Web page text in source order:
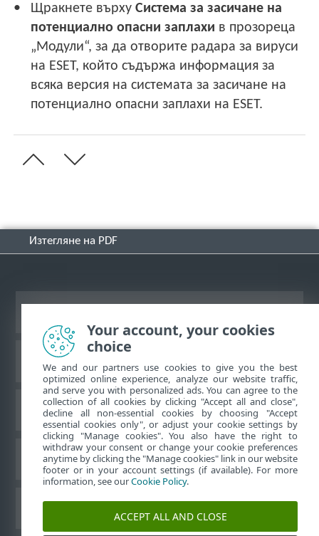
Щракнете върхуСистема за засичане на
потенциално опасни заплахи в прозореца
„Модули“, за да отворите радара за вируси
на ESET, който съдържа информация за
всяка версия на системата за засичане на
потенциално опасни заплахи на ESET.
Изтегляне на PDF
База със знания на ESET
Форум на ESET
Регионална поддръжка
Your account, your cookies
choice
We and our partners use cookies to give you the best
optimized online experience, analyze our website traffic,
and serve you with personalized ads. You can agree to the
collection of all cookies by clicking "Accept all and close",
decline all non-essential cookies by choosing "Accept
essential cookies only", or adjust your cookie settings by
clicking "Manage cookies". You also have the right to
withdraw your consent or change your cookie preferences
anytime by clicking the "Manage cookies" link in our website
footer or in your account settings (if available). For more
information, see ourCookie Policy.
ACCEPT ALL AND CLOSE